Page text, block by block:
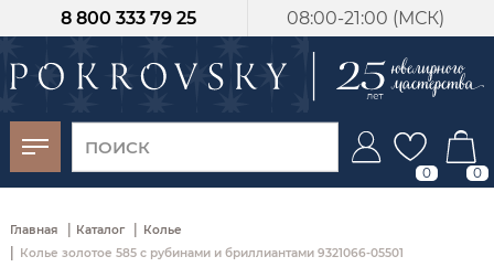
08:00-21:00 (МСК)
8 800 333 79 25
0 0
Главная | Каталог | Колье
| Колье золотое 585 с рубинами и бриллиантами 9321066-05501
-30%
от 15 дней с
момента оплаты